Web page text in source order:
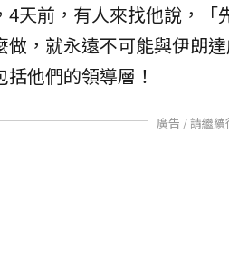
4天前，有人來找他說，「
做，就永遠不可能與伊朗
他們的領導層！
廣告 / 請繼